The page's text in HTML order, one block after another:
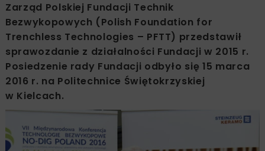
Zarząd Polskiej Fundacji Technik
Bezwykopowych (Polish Foundation for
Trenchless Technologies – PFTT) przedstawił
sprawozdanie z działalności Fundacji w 2015 r.
Posiedzenie rady Fundacji odbyło się 15 marca
2016 r. na Politechnice Świętokrzyskiej
w Kielcach.